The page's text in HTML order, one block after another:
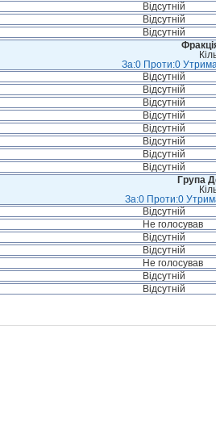
Відсутній
Відсутній
Відсутній
За:0 Проти:0
Відсутній
Відсутній
Відсутній
Відсутній
Відсутній
Відсутній
Відсутній
Відсутній
Група
За:0 Проти:0
Відсутній
Не голосував
Відсутній
Відсутній
Не голосував
Відсутній
Відсутній